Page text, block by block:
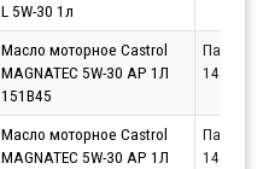
L 5W-30 1л
Масло моторное Castrol
MAGNATEC 5W-30 AP 1Л
151B45
Партнёр
Масло моторное Castrol
MAGNATEC 5W-30 AP 1Л
Партнёр